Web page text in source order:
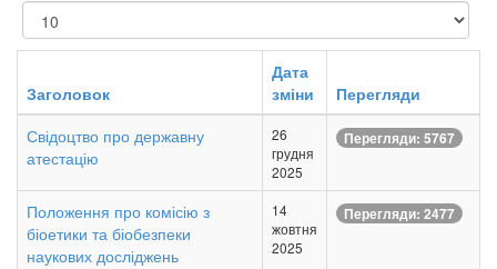
Показувати
Заголовок
Дата
зміни
Перегляди
Свідоцтво про державну
атестацію
26
грудня
2025
Перегляди: 5767
Положення про комісію з
біоетики та біобезпеки
наукових досліджень
14
жовтня
2025
Перегляди: 2477